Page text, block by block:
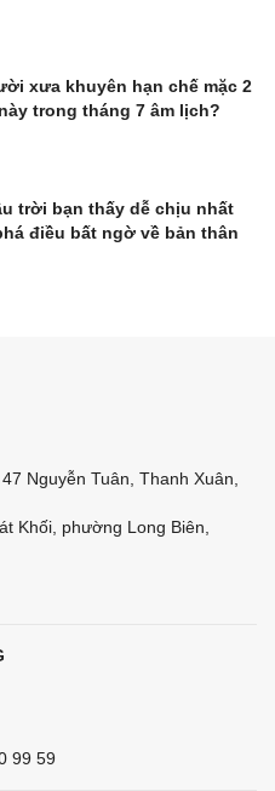
xưa khuyên hạn chế mặc 2
trong tháng 7 âm lịch?
trời bạn thấy dễ chịu nhất
điều bất ngờ về bản thân
Nguyễn Tuân, Thanh Xuân,
Khối, phường Long Biên,
99 59